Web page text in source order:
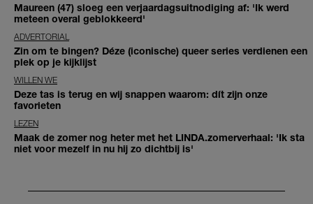
Maureen (47) sloeg een verjaardagsuitnodiging af: 'Ik werd
meteen overal geblokkeerd'
ADVERTORIAL
Zin om te bingen? Déze (iconische) queer series verdienen een
plek op je kijklijst
WILLEN WE
Deze tas is terug en wij snappen waarom: dít zijn onze
favorieten
LEZEN
Maak de zomer nog heter met het LINDA.zomerverhaal: 'Ik sta
niet voor mezelf in nu hij zo dichtbij is'